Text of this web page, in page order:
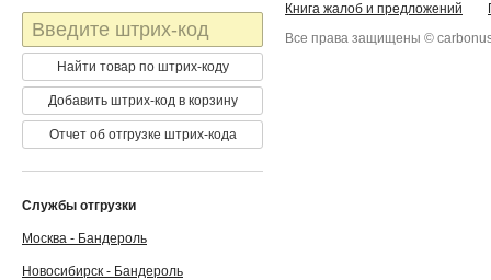
Штрих-
код
Найти товар по штрих-коду
Добавить штрих-код в корзину
Отчет об отгрузке штрих-кода
Службы отгрузки
Москва - Бандероль
Новосибирск - Бандероль
Книга жалоб и предложений
Все права защищены ©